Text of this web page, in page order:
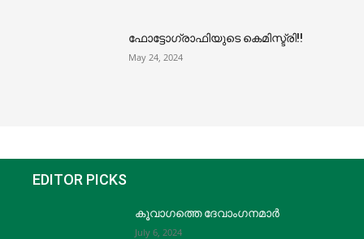
ഫോട്ടോഗ്രാഫിയുടെ കെമിസ്ട്രി!!
May 24, 2024
EDITOR PICKS
കൂവാഗത്തെ ദേവാംഗനമാർ
July 6, 2024